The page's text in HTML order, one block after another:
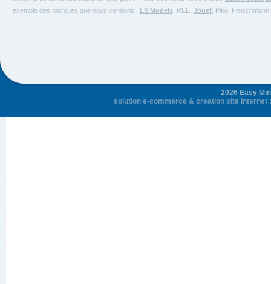
exemple des marques que nous vendons : LS Models, REE, Jouef, Piko,
2026 Easy
solution e-commerce & creation site internet